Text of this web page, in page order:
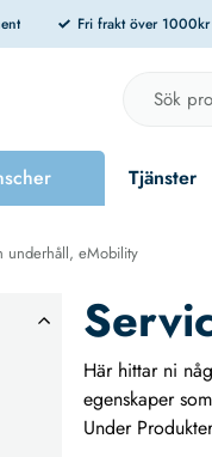
Fri frakt över
Tjänster
underhåll, eMobility
Här hittar ni
egenskaper
Under